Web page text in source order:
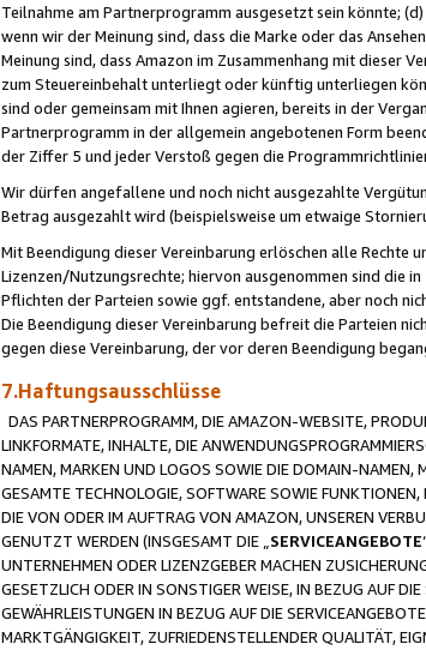
Teilnahme am Partnerprogramm ausgesetzt sein könnte;
wenn wir der Meinung sind, dass die Marke oder das
Meinung sind, dass Amazon im Zusammenhang mit dieser
zum Steuereinbehalt unterliegt oder künftig unterliegen
sind oder gemeinsam mit Ihnen agieren, bereits in der
Partnerprogramm in der allgemein angebotenen Form
der Ziffer 5 und jeder Verstoß gegen die
Wir dürfen angefallene und noch nicht ausgezahlte
Betrag ausgezahlt wird (beispielsweise um etwaige
Mit Beendigung dieser Vereinbarung erlöschen alle Rechte
Lizenzen/Nutzungsrechte; hiervon ausgenommen sind die
Pflichten der Parteien sowie ggf. entstandene, aber noch
Die Beendigung dieser Vereinbarung befreit die Parteien
gegen diese Vereinbarung, der vor deren Beendigung
7.Haftungsausschlüsse
DAS PARTNERPROGRAMM, DIE AMAZON-WEBSITE,
LINKFORMATE, INHALTE, DIE
NAMEN, MARKEN UND LOGOS SOWIE DIE DOMAIN-NAMEN,
GESAMTE TECHNOLOGIE, SOFTWARE SOWIE
DIE VON ODER IM AUFTRAG VON AMAZON, UNSEREN
GENUTZT WERDEN (INSGESAMT DIE „ SERVICEANGEBOTE
UNTERNEHMEN ODER LIZENZGEBER MACHEN
GESETZLICH ODER IN SONSTIGER WEISE, IN BEZUG AUF
GEWÄHRLEISTUNGEN IN BEZUG AUF DIE
MARKTGÄNGIGKEIT, ZUFRIEDENSTELLENDER QUALITÄT,